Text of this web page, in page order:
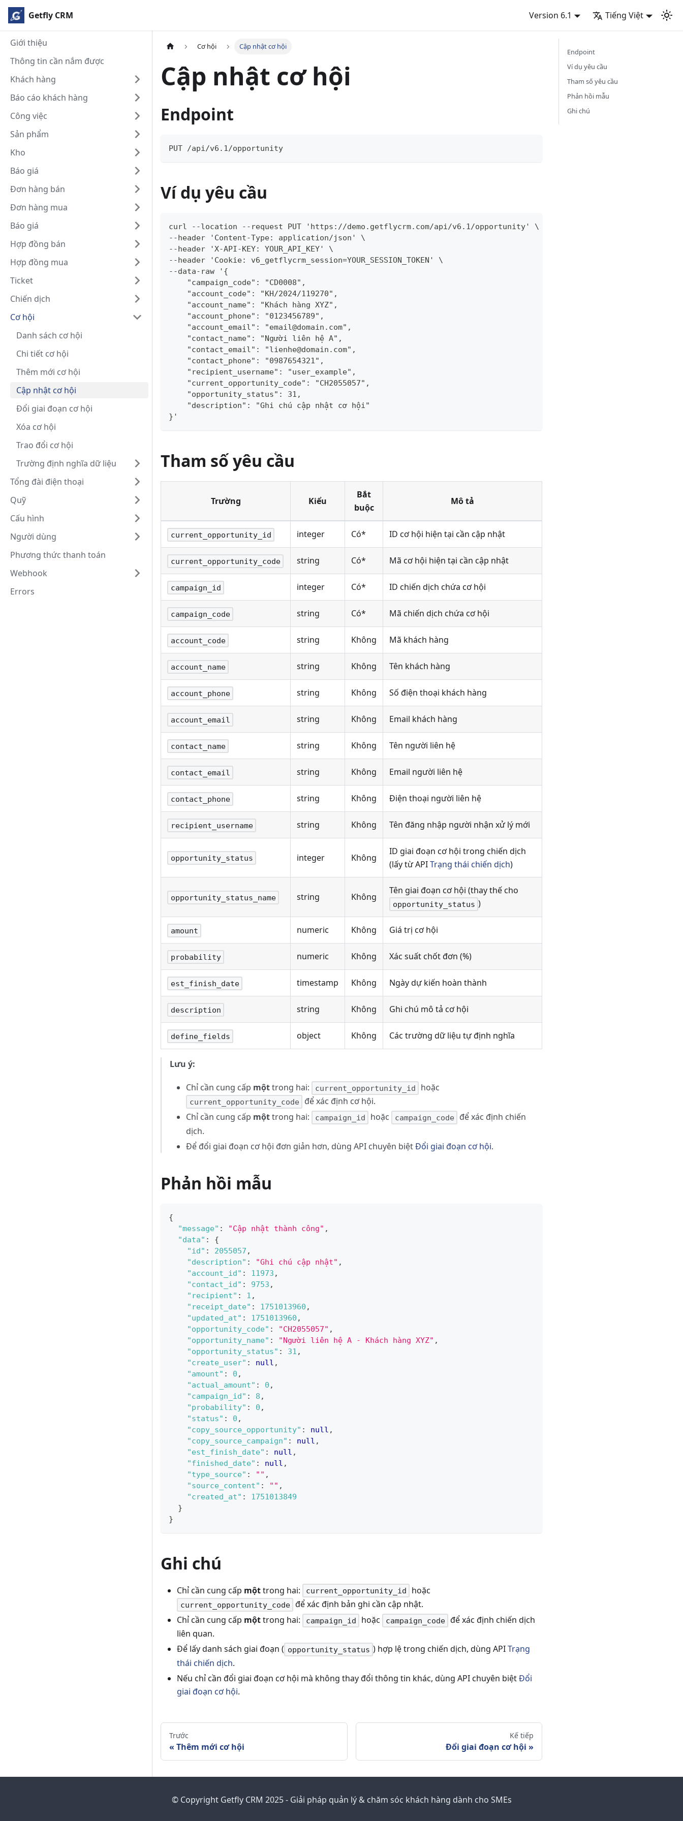
Getfly CRM Version 6.1 Tiếng Việt
Giới thiệu
Thông tin cần nắm được
Khách hàng
Báo cáo khách hàng
Công việc
Sản phẩm
Kho
Báo giá
Đơn hàng bán
Đơn hàng mua
Báo giá
Hợp đồng bán
Hợp đồng mua
Ticket
Chiến dịch
Cơ hội
Danh sách cơ hội
Chi tiết cơ hội
Thêm mới cơ hội
Cập nhật cơ hội
Đổi giai đoạn cơ hội
Xóa cơ hội
Trao đổi cơ hội
Trường định nghĩa dữ liệu
Tổng đài điện thoại
Quỹ
Cấu hình
Người dùng
Phương thức thanh toán
Webhook
Errors
Cơ hội Cập nhật cơ hội
Cập nhật cơ hội
Endpoint
PUT /api/v6.1/opportunity
Ví dụ yêu cầu
curl --location --request PUT 'https://demo.getflycrm.com/api/v6.1/opportunity' \
--header 'Content-Type: application/json' \
--header 'X-API-KEY: YOUR_API_KEY' \
--header 'Cookie: v6_getflycrm_session=YOUR_SESSION_TOKEN' \
--data-raw '{
    "campaign_code": "CD0008",
    "account_code": "KH/2024/119270",
    "account_name": "Khách hàng XYZ",
    "account_phone": "0123456789",
    "account_email": "
email@domain.com",
    "contact_name": "Người liên hệ A",
    "contact_email": "
lienhe@domain.com",
    "contact_phone": "0987654321",
    "recipient_username": "user_example",
    "current_opportunity_code": "CH2055057",
    "opportunity_status": 31,
    "description": "Ghi chú cập nhật cơ hội"
}'
Tham số yêu cầu
Trường Kiểu
Bắt
buộc
Mô tả
current_opportunity_id integer Có* ID cơ hội hiện tại cần cập nhật
current_opportunity_code string Có* Mã cơ hội hiện tại cần cập nhật
campaign_id integer Có* ID chiến dịch chứa cơ hội
campaign_code string Có* Mã chiến dịch chứa cơ hội
account_code string Không Mã khách hàng
account_name string Không Tên khách hàng
account_phone string Không Số điện thoại khách hàng
account_email string Không Email khách hàng
contact_name string Không Tên người liên hệ
contact_email string Không Email người liên hệ
contact_phone string Không Điện thoại người liên hệ
recipient_username string Không Tên đăng nhập người nhận xử lý mới
opportunity_status integer Không
ID giai đoạn cơ hội trong chiến dịch
(lấy từ APITrạng thái chiến dịch)
opportunity_status_name string Không
Tên giai đoạn cơ hội (thay thế cho
opportunity_status )
amount numeric Không Giá trị cơ hội
probability numeric Không Xác suất chốt đơn (%)
est_finish_date timestamp Không Ngày dự kiến hoàn thành
description string Không Ghi chú mô tả cơ hội
define_fields object Không Các trường dữ liệu tự định nghĩa
Lưu ý:
Chỉ cần cung cấp mộttrong hai: current_opportunity_id hoặc
current_opportunity_code
để xác định cơ hội.
Chỉ cần cung cấp mộttrong hai: campaign_id hoặc campaign_code
để xác định chiến
dịch.
Để đổi giai đoạn cơ hội đơn giản hơn, dùng API chuyên biệtĐổi giai đoạn cơ hội.
Phản hồi mẫu
{
"message" : "Cập nhật thành công" ,
"data" :
{
"id" : 2055057 ,
"description" : "Ghi chú cập nhật" ,
"account_id" : 11973 ,
"contact_id" : 9753 ,
"recipient" : 1 ,
"receipt_date" : 1751013960 ,
"updated_at" : 1751013960 ,
"opportunity_code" : "CH2055057" ,
"opportunity_name" : "Người liên hệ A - Khách hàng XYZ" ,
"opportunity_status" : 31 ,
"create_user" : null ,
"amount" : 0 ,
"actual_amount" : 0 ,
"campaign_id" : 8 ,
"probability" : 0 ,
"status" : 0 ,
"copy_source_opportunity" : null ,
"copy_source_campaign" : null ,
"est_finish_date" : null ,
"finished_date" : null ,
"type_source" : "" ,
"source_content" : "" ,
"created_at" :
1751013849
}
}
Ghi chú
Chỉ cần cung cấp mộttrong hai: current_opportunity_id hoặc
current_opportunity_code để xác định bản ghi cần cập nhật.
Chỉ cần cung cấp mộttrong hai: campaign_id hoặc campaign_code để xác định chiến dịch
liên quan.
Để lấy danh sách giai đoạn ( opportunity_status ) hợp lệ trong chiến dịch, dùng APITrạng
thái chiến dịch.
Nếu chỉ cần đổi giai đoạn cơ hội mà không thay đổi thông tin khác, dùng API chuyên biệtĐổi
giai đoạn cơ hội.
Trước
Thêm mới cơ hội
Kế tiếp
Đổi giai đoạn cơ hội
Endpoint
Ví dụ yêu cầu
Tham số yêu cầu
Phản hồi mẫu
Ghi chú
© Copyright Getfly CRM 2025 - Giải pháp quản lý & chăm sóc khách hàng dành cho SMEs